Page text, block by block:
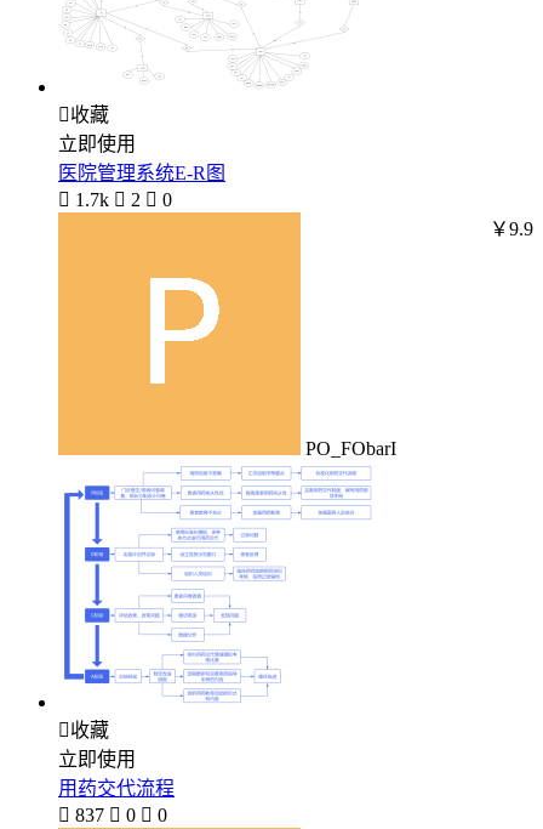
收藏
立即使用
医院管理系统E-R图
 1.7k  2  0
PO_FObarI
￥9.9
收藏
立即使用
用药交代流程
 837  0  0